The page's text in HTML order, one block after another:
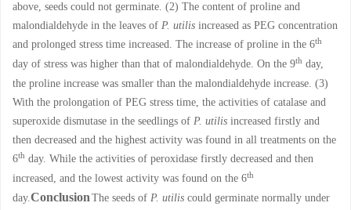
above, seeds could not germinate. (2) The content of proline and
malondialdehyde in the leaves of P. utilis increased as PEG concentration
and prolonged stress time increased. The increase of proline in the 6th
day of stress was higher than that of malondialdehyde. On the 9th day,
the proline increase was smaller than the malondialdehyde increase. (3)
With the prolongation of PEG stress time, the activities of catalase and
superoxide dismutase in the seedlings of P. utilis increased firstly and
then decreased and the highest activity was found in all treatments on the
6th day. While the activities of peroxidase firstly decreased and then
increased, and the lowest activity was found on the 6th
day.ConclusionThe seeds of P. utilis could germinate normally under